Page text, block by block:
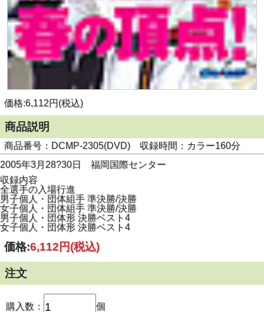
価格:6,112円(税込)
商品説明
商品番号：DCMP-2305(DVD) 収録時間：カラー160分
2005年3月28?30日 福岡国際センター
収録内容
全選手の入場行進
男子個人・団体組手 準決勝/決勝
女子個人・団体組手 準決勝/決勝
男子個人・団体形 決勝ベスト4
女子個人・団体形 決勝ベスト4
価格:6,112円(税込)
注文
購入数： 個